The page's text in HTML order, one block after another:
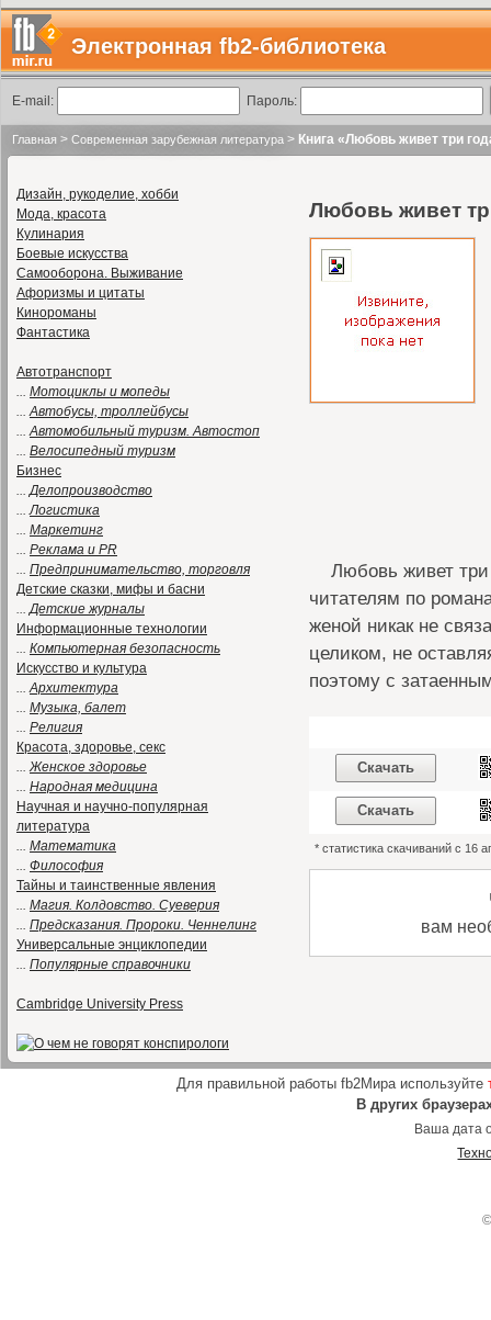
Электронная fb2-библиотека
E-mail: Пароль:
Главная > Современная зарубежная литература > Книга «Любовь живет три
Дизайн, рукоделие, хобби
Мода, красота
Кулинария
Боевые искусства
Самооборона. Выживание
Афоризмы и цитаты
Кинороманы
Фантастика
Автотранспорт
... Мотоциклы и мопеды
...Автобусы, троллейбусы
...Автомобильный туризм. Автостоп
... Велосипедный туризм
Бизнес
...Делопроизводство
...Логистика
... Маркетинг
... Реклама и PR
... Предпринимательство, торговля
Детские сказки, мифы и басни
...Детские журналы
Информационные технологии
... Компьютерная безопасность
Искусство и культура
...Архитектура
... Музыка, балет
... Религия
Красота, здоровье, секс
...Женское здоровье
... Народная медицина
Научная и научно-популярная
литература
... Математика
... Философия
Тайны и таинственные явления
... Магия. Колдовство. Суеверия
... Предсказания. Пророки. Ченнелинг
Универсальные энциклопедии
... Популярные справочники
Cambridge University Press
Любовь живет
Любовь живет
читателям по
женой никак не
целиком, не
поэтому с
Скачать
Скачать
* статистика скачиваний с 16
вам
Для правильной работы fb2Мира используйте
В других
Ваша дата